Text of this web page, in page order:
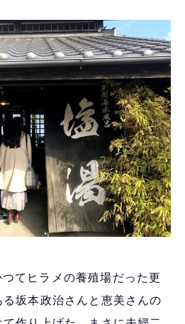
つてヒラメの養殖場だった更
坂本政治さんと恵美さんの